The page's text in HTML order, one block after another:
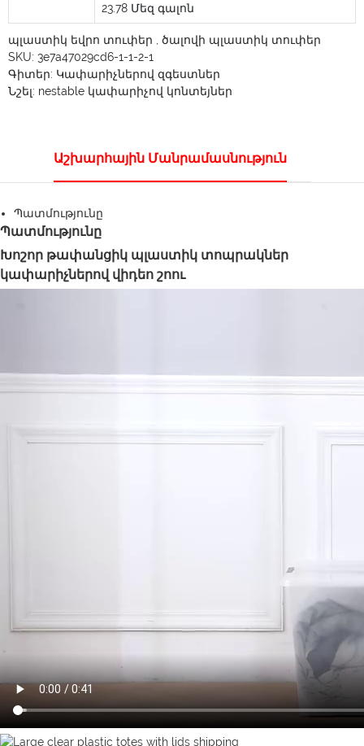
23.78 Մեզ գալոն
պլաստիկ եվրո տուփեր
ծալովի պլաստիկ տուփեր
SKU: 3e7a47029cd6-1-1-2-1
Գիտեր: Կափարիչներով զգեստներ
Նշել: nestable կափարիչով կոնտեյներ
Աշխարհային Մանրամասնություն
Պատմությունը
Պատմությունը
Խոշոր թափանցիկ պլաստիկ տոպրակներ
կափարիչներով վիդեո շոու